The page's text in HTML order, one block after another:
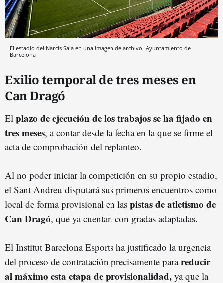
El estadio del Narcís Sala en una imagen de archivo Ayuntamiento de
Barcelona
Exilio temporal de tres meses en
Can Dragó
El plazo de ejecución de los trabajos se ha fijado en
tres meses, a contar desde la fecha en la que se firme el
acta de comprobación del replanteo.
Al no poder iniciar la competición en su propio estadio,
el Sant Andreu disputará sus primeros encuentros como
local de forma provisional en las pistas de atletismo de
Can Dragó, que ya cuentan con gradas adaptadas.
El Institut Barcelona Esports ha justificado la urgencia
del proceso de contratación precisamente parareducir
al máximo esta etapa de provisionalidad, ya que la